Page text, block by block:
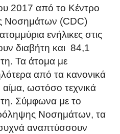
2017 από το Κέντρο
Νοσημάτων (CDC)
ενήλικες στις
διαβήτη και 84,1
Τα άτομα με
από τα κανονικά
ωστόσο τεχνικά
Σύμφωνα με το
Νοσημάτων, τα
αναπτύσσουν